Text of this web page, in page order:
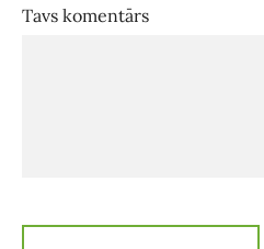
Tavs komentārs